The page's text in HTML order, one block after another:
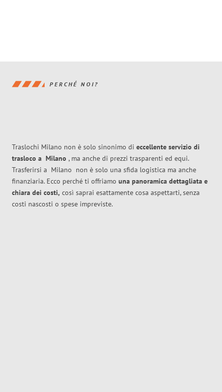
PERCHÉ NOI?
Traslochi Milano non è solo sinonimo di eccellente servizio di
trasloco a Milano , ma anche di prezzi trasparenti ed equi.
Trasferirsi a Milano non è solo una sfida logistica ma anche
finanziaria. Ecco perché ti offriamo una panoramica dettagliata e
chiara dei costi, così saprai esattamente cosa aspettarti, senza
costi nascosti o spese impreviste.